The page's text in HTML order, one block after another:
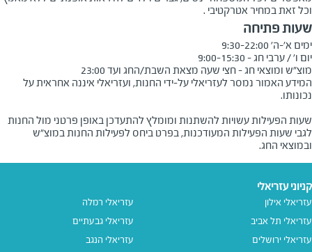
וכל זאת במחיר אטרקטיבי .
שעות פתיחה
מוצ"ש ומוצאי חג - חצי שעה מצאת השבת/החג ועד 23:00
המידע האמור נמסר לעזריאלי על-ידי החנות, ועזריאלי איננה אחראית על
שעות הפעילות עשויות להשתנות ומומלץ להתעדכן באופן פרטני מול החנות
לגבי שעות הפעילות המעודכנות, בפרט ביחס לפעילות החנות במוצ"ש
ובמוצאי החג.
קניוני עזריאלי
עזריאלי אילון
עזריאלי תל אביב
עזריאלי ירושלים
עזריאלי רמלה
עזריאלי גבעתיים
עזריאלי הנגב